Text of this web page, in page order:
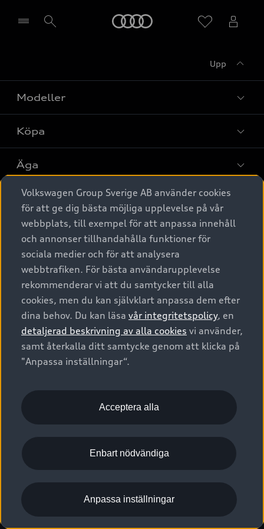
Upp
Modeller
Alla modeller
Elbilar
A6 modellerna
SUV
Avant
Audi Sport
Köpa
Privaterbjudanden
Privatleasing
Nya bilar i lager
Begagnade bilar i lager
Audi approved :plus - så gott som nya
Finansiering
Audi exclusive
Provkörning
Äga
Service & tillbehör
Audi digital services
Originaltillbehör - köp online
Garantier
Försäkring
Digitala manualer för din Audi
Audi Collection – livsstilsartiklar
Vanliga frågor
2G/3G nätet stängs ned - Hur påverkas min bil av detta?
Tjänstebil
Tjänstebil
Business lease online
Företagsleasing
Om Audi Sverige
Kontakta oss
Audi Återförsäljare/-serviceverkstad
myAudi
Pressmeddelanden
Nyhetsbrev
Vårt hållbarhetsarbete
Lediga tjänster huvudkontor
Lediga tjänster hos Audi Återförsäljare
Kommentar till mediauppgifter om dataläcka
© 2026 AUDI SVERIGE. All Rights Reserved.
Utgivare Juridiskt
Juridiskt Audi AG
Juridiskt Audi Digital Giveaway
Anpassa inställningar för cookies
Visselblåsarkanaler
Volkswagen Group Sverige AB använder cookies
för att ge dig bästa möjliga upplevelse på vår
webbplats, till exempel för att anpassa innehåll
och annonser tillhandahålla funktioner för
sociala medier och för att analysera
webbtrafiken. För bästa användarupplevelse
rekommenderar vi att du samtycker till alla
cookies, men du kan självklart anpassa dem efter
dina behov. Du kan läsa vår integritetspolicy, en
detaljerad beskrivning av alla cookies vi använder,
samt återkalla ditt samtycke genom att klicka på
"Anpassa inställningar“.
Acceptera alla
Enbart nödvändiga
Anpassa inställningar